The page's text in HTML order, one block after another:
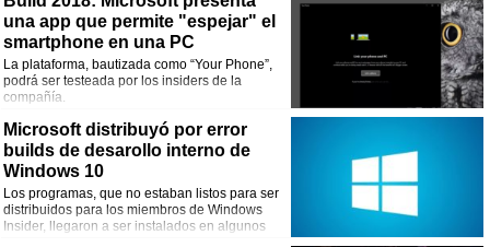
una app que permite "espejar" el
smartphone en una PC
La plataforma, bautizada como “Your Phone”,
podrá ser testeada por los insiders de la
compañía.
Microsoft distribuyó por error
builds de desarollo interno de
Windows 10
Los programas, que no estaban listos para ser
distribuidos para los miembros de Windows
Insider, llegaron a ser instalados en algunos